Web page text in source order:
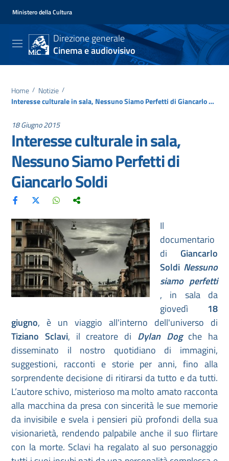
Ministero della Cultura
Direzione generale
Cinema e audiovisivo
Home / Notizie /
Interesse culturale in sala, Nessuno Siamo Perfetti di Giancarlo Soldi
18 Giugno 2015
Interesse culturale in sala,
Nessuno Siamo Perfetti di
Giancarlo Soldi
Il
documentario
di Giancarlo
Soldi Nessuno
siamo perfetti
, in sala da
giovedì 18
giugno, è un viaggio all'interno dell'universo di
Tiziano Sclavi, il creatore di Dylan Dogche ha
disseminato il nostro quotidiano di immagini,
suggestioni, racconti e storie per anni, fino alla
sorprendente decisione di ritirarsi da tutto e da tutti.
L’autore schivo, misterioso ma molto amato racconta
alla macchina da presa con sincerità le sue memorie
da invisibile e svela i pensieri più profondi della sua
visionarietà, rendendo palpabile anche il suo flirtare
con la morte. Sclavi ha regalato al suo personaggio